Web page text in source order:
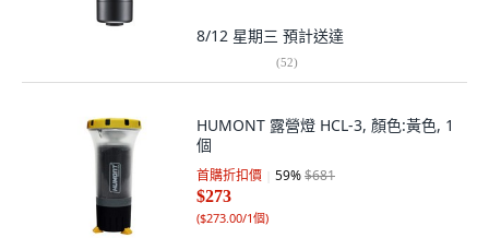
8/12 星期三 預計送達
(52)
HUMONT 露營燈 HCL-3, 顏色:黃色, 1
個
首購折扣價 59%$681
$273
($273.00/1個)